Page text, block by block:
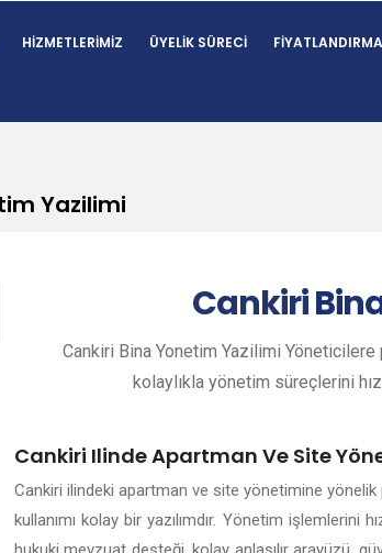
HIZMETLERIMIZ ÜYELIK SÜRECI FIYATLANDIRMA
Yazilimi
Cankiri
Cankiri Bina Yonetim Yazilimi
kolaylıkla yönetim süreçlerini
Cankiri Ilinde Apartman Ve Site
Cankiri ilindeki apartman ve site yönetimine
kullanımı kolay bir yazılımdır. Yönetim işlemlerini